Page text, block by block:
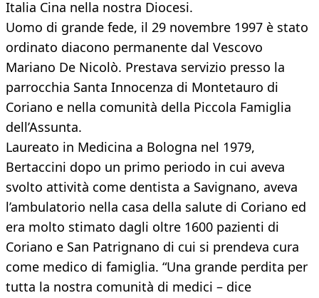
Italia Cina nella nostra Diocesi.
Uomo di grande fede, il 29 novembre 1997 è stato
ordinato diacono permanente dal Vescovo
Mariano De Nicolò. Prestava servizio presso la
parrocchia Santa Innocenza di Montetauro di
Coriano e nella comunità della Piccola Famiglia
dell’Assunta.
Laureato in Medicina a Bologna nel 1979,
Bertaccini dopo un primo periodo in cui aveva
svolto attività come dentista a Savignano, aveva
l’ambulatorio nella casa della salute di Coriano ed
era molto stimato dagli oltre 1600 pazienti di
Coriano e San Patrignano di cui si prendeva cura
come medico di famiglia. “Una grande perdita per
tutta la nostra comunità di medici – dice